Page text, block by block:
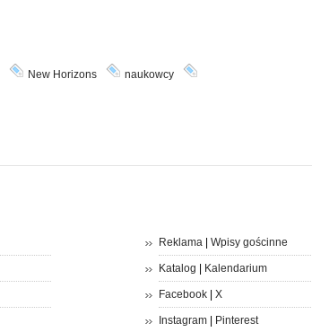
New Horizons
naukowcy
Reklama | Wpisy gościnne
Katalog | Kalendarium
Facebook| X
Instagram| Pinterest